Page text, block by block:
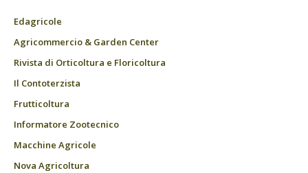
Edagricole
Agricommercio & Garden Center
Rivista di Orticoltura e Floricoltura
Il Contoterzista
Frutticoltura
Informatore Zootecnico
Macchine Agricole
Nova Agricoltura